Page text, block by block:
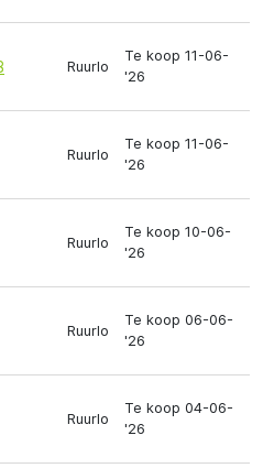
Ruurlo
Te koop 11-06-
'26
Ruurlo
Te koop 11-06-
'26
Ruurlo
Te koop 10-06-
'26
Ruurlo
Te koop 06-06-
'26
Ruurlo
Te koop 04-06-
'26